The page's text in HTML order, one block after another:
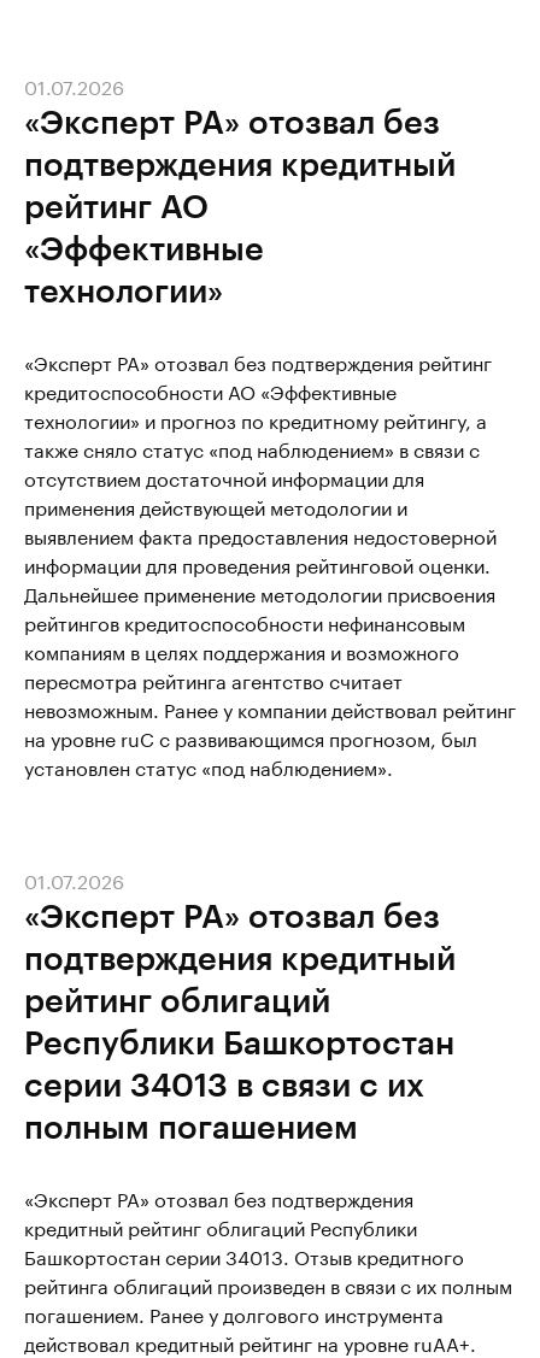
«Эксперт РА» отозвал без
подтверждения кредитный
рейтинг АО
«Эффективные
технологии»
01.07.2026
«Эксперт РА» отозвал без подтверждения рейтинг
кредитоспособности АО «Эффективные
технологии» и прогноз по кредитному рейтингу, а
также сняло статус «под наблюдением» в связи с
отсутствием достаточной информации для
применения действующей методологии и
выявлением факта предоставления недостоверной
информации для проведения рейтинговой оценки.
Дальнейшее применение методологии присвоения
рейтингов кредитоспособности нефинансовым
компаниям в целях поддержания и возможного
пересмотра рейтинга агентство считает
невозможным. Ранее у компании действовал рейтинг
на уровне ruС с развивающимся прогнозом, был
установлен статус «под наблюдением».
«Эксперт РА» отозвал без
подтверждения кредитный
рейтинг облигаций
Республики Башкортостан
серии 34013 в связи с их
полным погашением
01.07.2026
«Эксперт РА» отозвал без подтверждения
кредитный рейтинг облигаций Республики
Башкортостан серии 34013. Отзыв кредитного
рейтинга облигаций произведен в связи с их полным
погашением. Ранее у долгового инструмента
действовал кредитный рейтинг на уровне ruАА+.